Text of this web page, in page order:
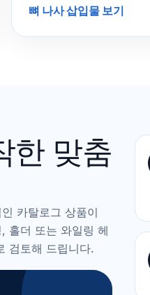
뼈 나사 삽입물 보기
한 맞춤
카탈로그 상품이
홀더 또는 와일링 헤
검토해 드립니다.